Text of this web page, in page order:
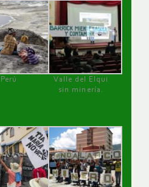
Perú
Valle del Elqui
sin minería.